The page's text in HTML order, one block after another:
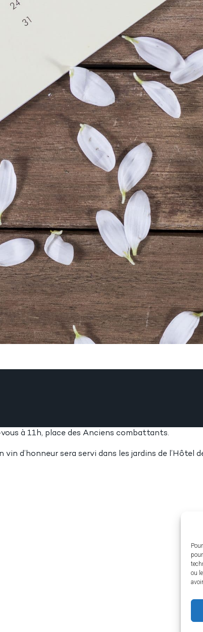
ou
à 11h, place des Anciens combattants.
vin d’honneur sera servi dans les jardins de l’Hôtel